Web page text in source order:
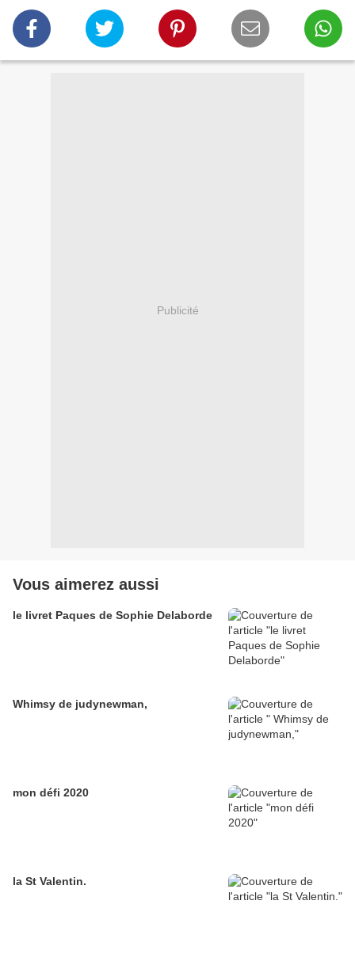
Publicité
Vous aimerez aussi
le livret Paques de Sophie Delaborde
Whimsy de judynewman,
mon défi 2020
la St Valentin.